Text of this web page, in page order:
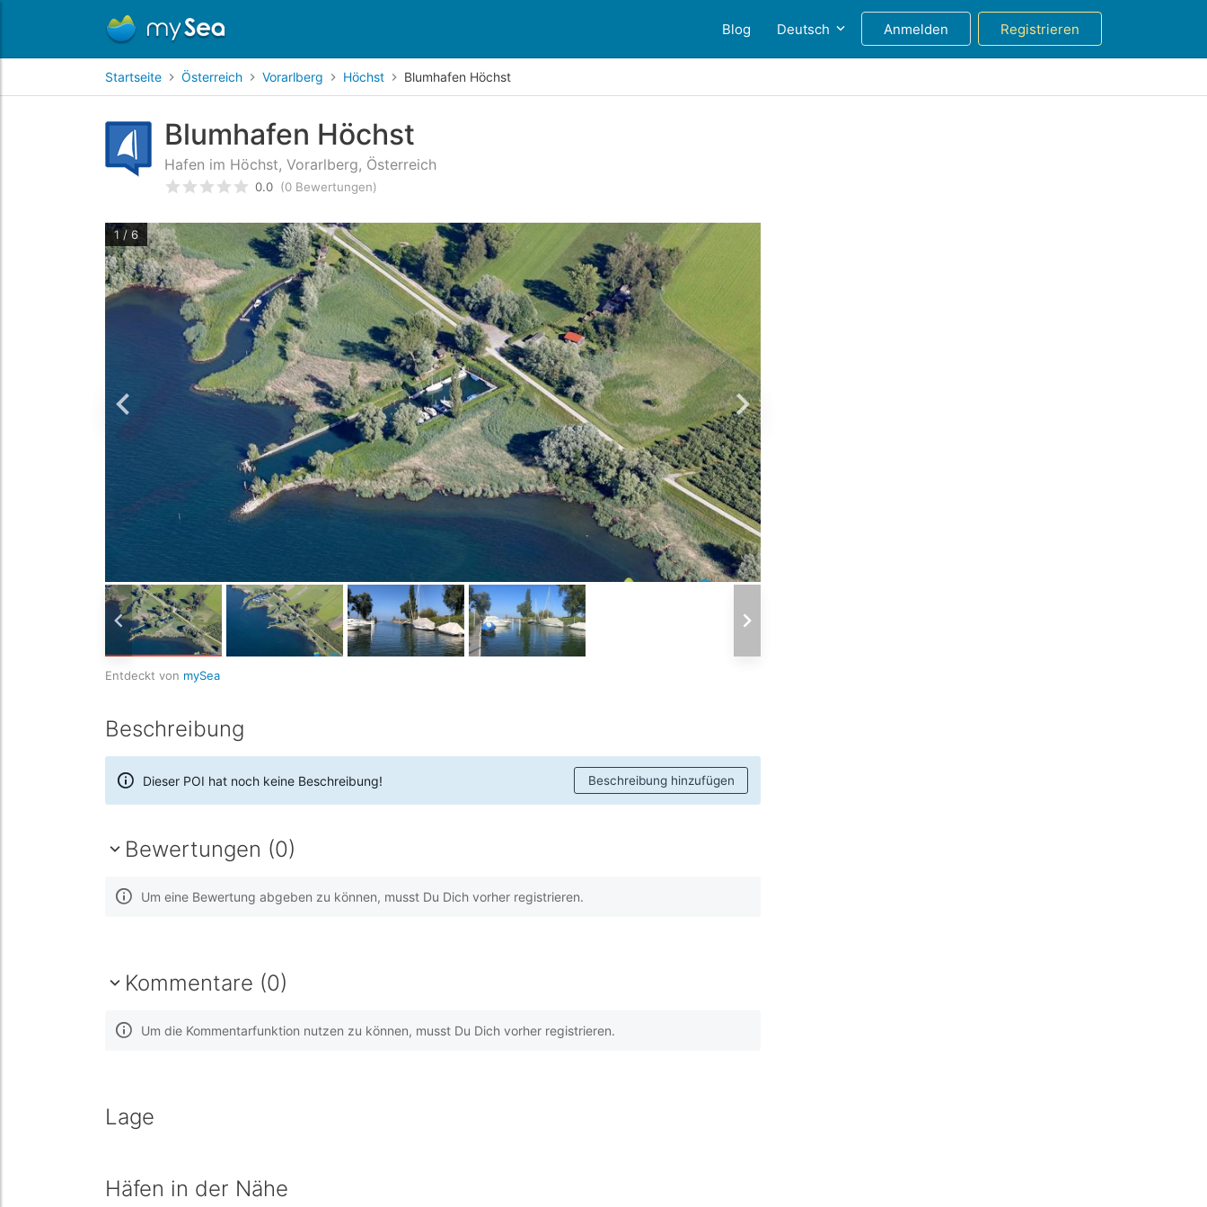
Blog Deutsch Anmelden Registrieren
Startseite Österreich Vorarlberg Höchst Blumhafen Höchst
Blumhafen Höchst
Hafen im Höchst, Vorarlberg, Österreich
bewertet0 /5 beyogen auf
0.0 (0 Bewertungen)
1 / 6
Entdeckt von mySea
Beschreibung
Dieser POI hat noch keine Beschreibung! Beschreibung hinzufügen
Bewertungen (0)
Um eine Bewertung abgeben zu können, musst Du Dich vorher registrieren.
Kommentare (0)
Um die Kommentarfunktion nutzen zu können, musst Du Dich vorher registrieren.
Lage
Häfen in der Nähe